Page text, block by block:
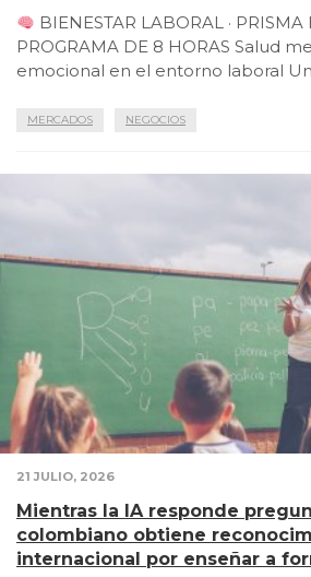
BIENESTAR LABORAL ·
PROGRAMA DE 8 HORAS Salud
emocional en el entorno laboral
MERCADOS NEGOCIOS
21 JULIO, 2026
Mientras la IA responde
colombiano obtiene
internacional por enseñar a